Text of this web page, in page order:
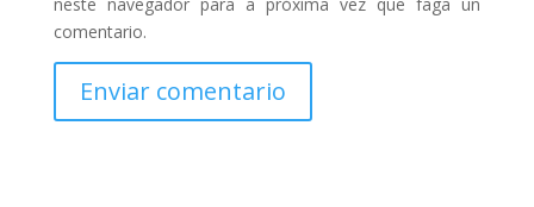
neste navegador para a próxima vez que faga un
comentario.